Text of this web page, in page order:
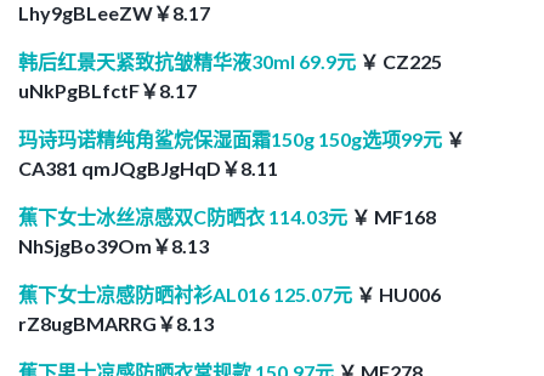
Lhy9gBLeeZW￥8.17
韩后红景天紧致抗皱精华液30ml 69.9元 ￥ CZ225
uNkPgBLfctF￥8.17
玛诗玛诺精纯角鲨烷保湿面霜150g 150g选项99元 ￥
CA381 qmJQgBJgHqD￥8.11
蕉下女士冰丝凉感双C防晒衣 114.03元 ￥ MF168
NhSjgBo39Om￥8.13
蕉下女士凉感防晒衬衫AL016 125.07元 ￥ HU006
rZ8ugBMARRG￥8.13